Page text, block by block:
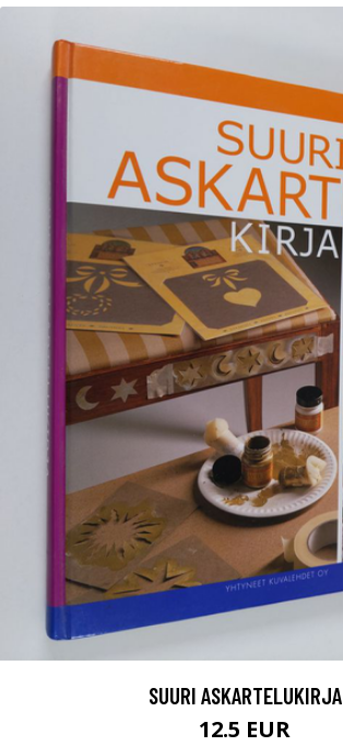
SUURI ASKARTELUKIRJA
12.5 EUR